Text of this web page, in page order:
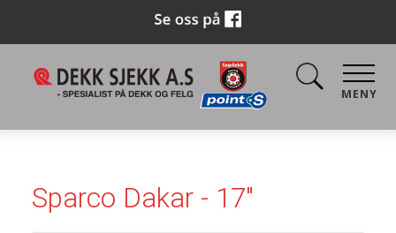
MENY
Sparco Dakar - 17"